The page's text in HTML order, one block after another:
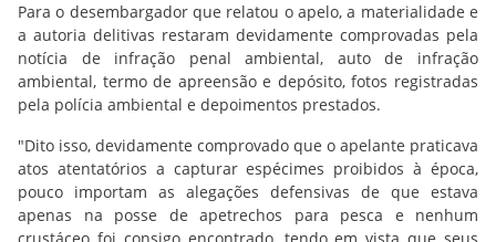
Para o desembargador que relatou o apelo, a materialidade e
a autoria delitivas restaram devidamente comprovadas pela
notícia de infração penal ambiental, auto de infração
ambiental, termo de apreensão e depósito, fotos registradas
pela polícia ambiental e depoimentos prestados.
"Dito isso, devidamente comprovado que o apelante praticava
atos atentatórios a capturar espécimes proibidos à época,
pouco importam as alegações defensivas de que estava
apenas na posse de apetrechos para pesca e nenhum